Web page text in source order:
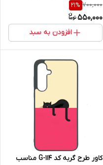
Galaxy A36
700,000
21%
550,000
افزودن به سبد
کاور طرح گربه کد G-114 مناسب